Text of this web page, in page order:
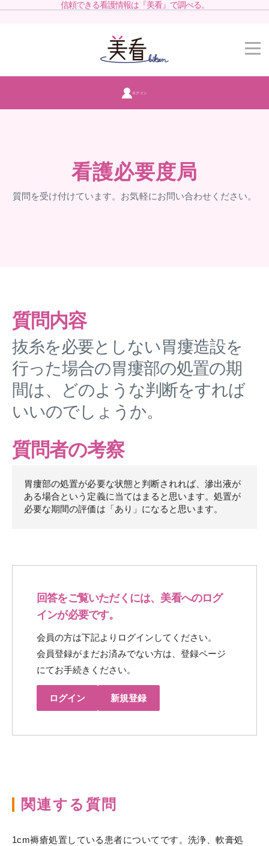
信頼できる看護情報は『美看』で調べる。
ログイン
看護必要度局
質問を受け付けています。お気軽にお問い合わせください。
質問内容
抜糸を必要としない胃瘻造設を
行った場合の胃瘻部の処置の期
間は、どのような判断をすれば
いいのでしょうか。
質問者の考察
胃瘻部の処置が必要な状態と判断されれば、滲出液が
ある場合という定義に当てはまると思います。処置が
必要な期間の評価は「あり」になると思います。
回答をご覧いただくには、美看へのログ
インが必要です。
会員の方は下記よりログインしてください。
会員登録がまだお済みでない方は、登録ページ
にてお手続きください。
ログイン 新規登録
関連する質問
1cm褥瘡処置している患者についてです。洗浄、軟膏処